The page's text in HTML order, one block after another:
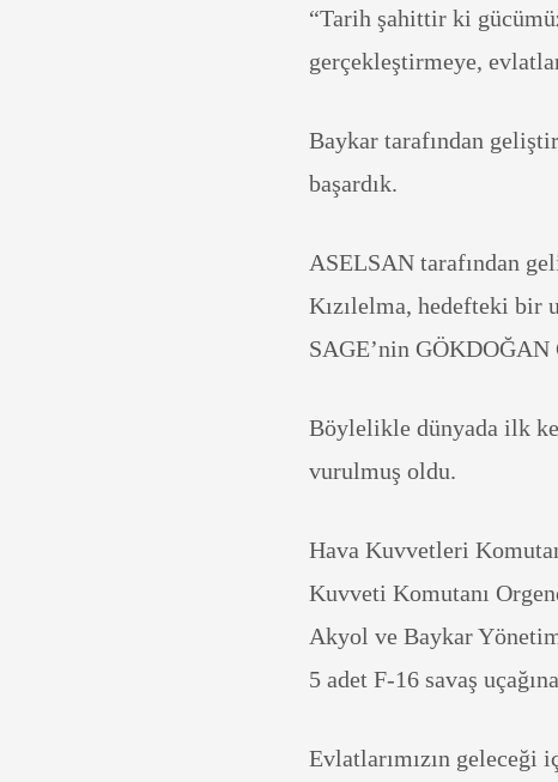
“Tarih şahittir ki
gerçekleştirmeye,
Baykar tarafından
başardık.
ASELSAN tarafından
Kızılelma, hedefteki bir
SAGE’nin GÖKDOĞAN
Böylelikle dünyada ilk
vurulmuş oldu.
Hava Kuvvetleri
Kuvveti Komutanı
Akyol ve Baykar
5 adet F-16 savaş
Evlatlarımızın